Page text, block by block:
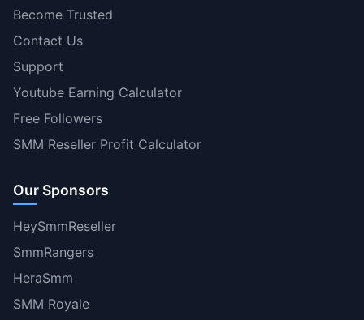
Become Trusted
Contact Us
Support
Youtube Earning Calculator
Free Followers
SMM Reseller Profit Calculator
Our Sponsors
HeySmmReseller
SmmRangers
HeraSmm
SMM Royale